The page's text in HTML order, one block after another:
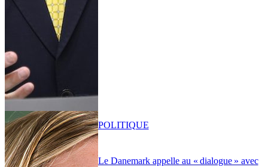
Le Danemark appelle au « dialogue » avec
POLITIQUE